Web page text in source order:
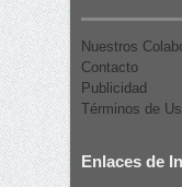
Nuestros
Contacto
Publicidad
Términos de
Enlaces de